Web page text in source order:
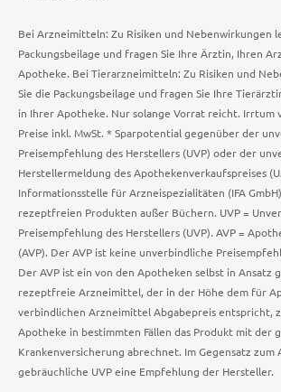
Bei Arzneimitteln: Zu Risiken und Nebenwirkungen
Packungsbeilage und fragen Sie Ihre Ärztin, Ihren
Apotheke. Bei Tierarzneimitteln: Zu Risiken und
Sie die Packungsbeilage und fragen Sie Ihre
in Ihrer Apotheke. Nur solange Vorrat reicht. Irrtum
Preise inkl. MwSt. * Sparpotential gegenüber der
Preisempfehlung des Herstellers (UVP) oder der
Herstellermeldung des Apothekenverkaufspreises
Informationsstelle für Arzneispezialitäten (IFA
rezeptfreien Produkten außer Büchern. UVP =
Preisempfehlung des Herstellers (UVP). AVP =
(AVP). Der AVP ist keine unverbindliche
Der AVP ist ein von den Apotheken selbst in Ansatz
rezeptfreie Arzneimittel, der in der Höhe dem für
verbindlichen Arzneimittel Abgabepreis entspricht,
Apotheke in bestimmten Fällen das Produkt mit der
Krankenversicherung abrechnet. Im Gegensatz zum
gebräuchliche UVP eine Empfehlung der Hersteller.